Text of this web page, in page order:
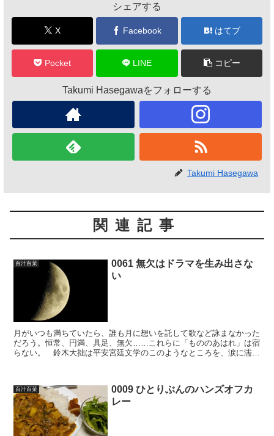
シェアする
X Facebook はてブ
Pocket LINE コピー
Takumi Hasegawaをフォローする
Takumi Hasegawa
関連記事
百汁百菜
0061 無欠はドラマを生み出さな
い
月がいつも満ちていたら、誰も月に想いを託して歌など詠まなかった
だろう。恒常、円満、具足、無欠……これらに「もののあはれ」は宿
らない。 鈴木大拙は平安宮廷文学のこのようなところを、涙に濡れ
百汁百菜
0009 ひとりぶんのハンズオフカ
レー